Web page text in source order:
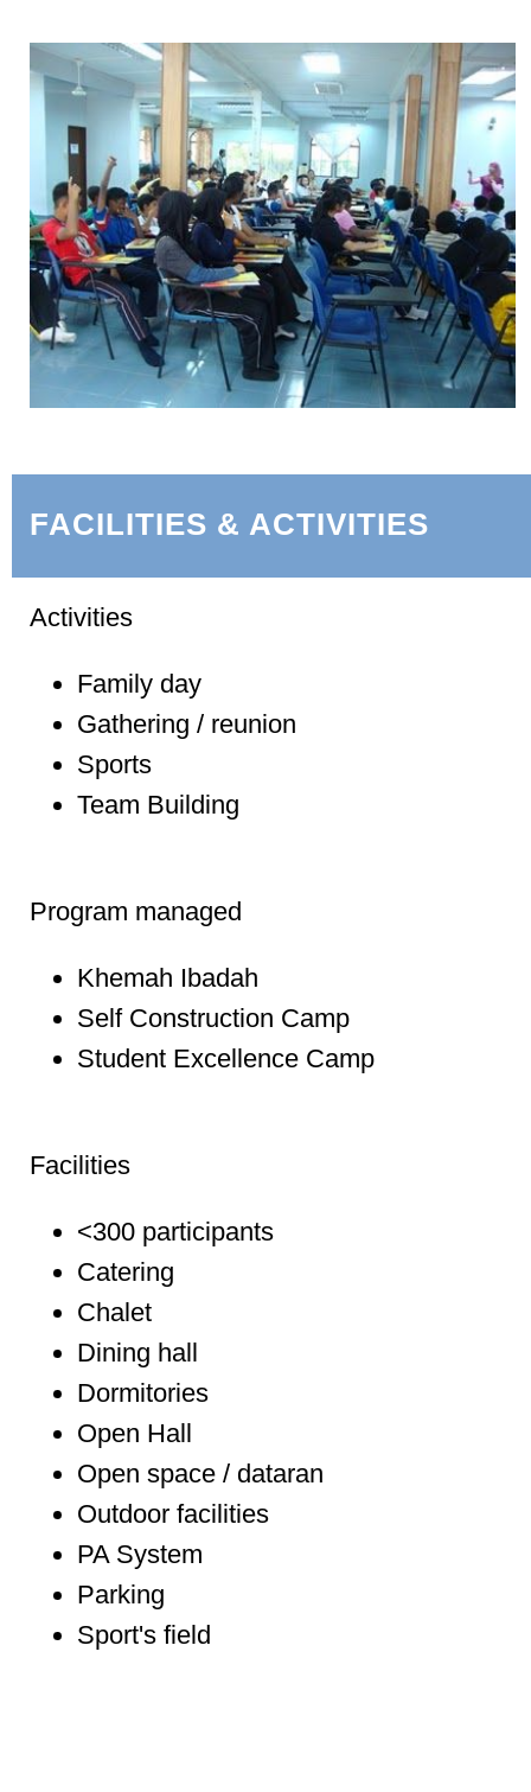
FACILITIES & ACTIVITIES
Activities
Family day
Gathering / reunion
Sports
Team Building
Program managed
Khemah Ibadah
Self Construction Camp
Student Excellence Camp
Facilities
<300 participants
Catering
Chalet
Dining hall
Dormitories
Open Hall
Open space / dataran
Outdoor facilities
PA System
Parking
Sport's field